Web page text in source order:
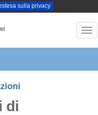
sulla privacy
di